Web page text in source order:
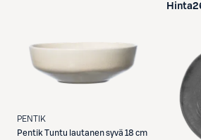
Hinta
PENTIK
Pentik Tuntu lautanen syvä 18 cm